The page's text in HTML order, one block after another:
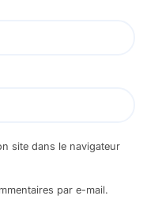
site dans le navigateur
par e-mail.